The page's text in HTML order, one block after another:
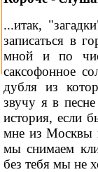
...итак,
записаться в
мной и по
саксофонное
дубля из
звучу я в
история, если
мне из Москвы
мы снимаем
без тебя мы не